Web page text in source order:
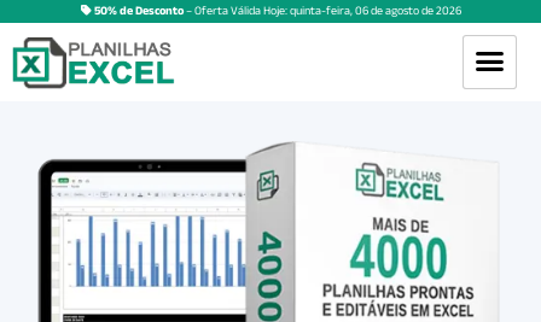
50% de Desconto– Oferta Válida Hoje:quinta-feira,06deagostode2026